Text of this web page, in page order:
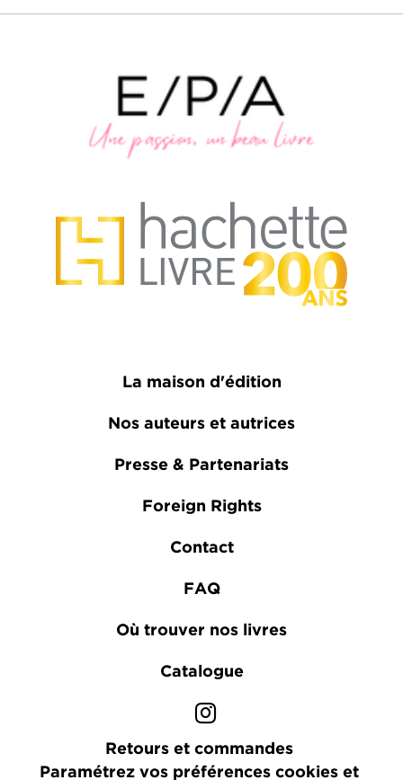
La maison d'édition
Nos auteurs et autrices
Presse & Partenariats
Foreign Rights
Contact
FAQ
Où trouver nos livres
Catalogue
Retours et commandes
Paramétrez vos préférences cookies et